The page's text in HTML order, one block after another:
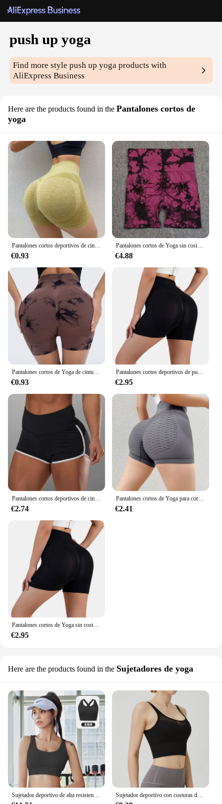
push up yoga
Find more stylepush up yoga products with
AliExpress Business
Here are the products found in the Pantalones cortos de
yoga
Pantalones cortos deportivos de cintura alta para mujer, mallas Push Up para gimnasio, ropa de Yoga
€0.93
Pantalones cortos de Yoga sin costuras para Mujer, pantalones cortos de cintura alta para Fitness, entrenamiento, correr, ciclismo, deportes, gimnasio, Verano
€4.88
Pantalones cortos de Yoga de cintura alta para mujer, Shorts de realce sin costuras para gimnasio, entrenamiento, correr, Tie Dye, pantalones de punto delgados de tres puntos
€0.93
Pantalones cortos deportivos de punto sin costuras, Shorts informales de cintura alta con realce para ciclismo, Fitness, correr, ajustados, levantamiento de cadera, ropa deportiva para Yoga
€2.95
Pantalones cortos deportivos de cintura alta para mujer, ropa deportiva Sexy con realce de caderas, secado rápido, informal
€2.74
Pantalones cortos de Yoga para correr para mujer, mallas Push Up transpirables de cintura alta para glúteos de melocotón, ropa deportiva para Fitness, gimnasio
€2.41
Pantalones cortos de Yoga sin costuras para mujer, ropa deportiva de secado rápido, informal, Control de barriga, gimnasio, ciclismo
€2.95
Here are the products found in the Sujetadores de yoga
Sujetador deportivo con costuras de malla para mujer, Top corto a prueba de golpes, transpirable, de secado rápido, Push Up, para Yoga, gimnasio, entrenamiento, Sexy, 2023